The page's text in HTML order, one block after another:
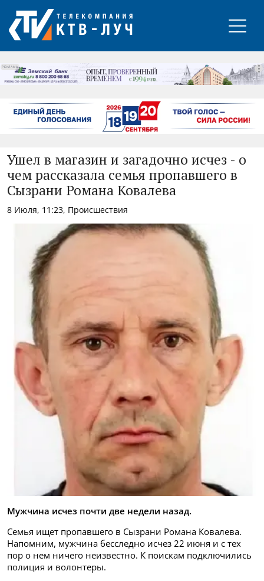
РЕКЛАМА
Ушел в магазин и загадочно исчез - о
чем рассказала семья пропавшего в
Сызрани Романа Ковалева
8 Июля, 11:23, Происшествия
Мужчина исчез почти две недели назад.
Семья ищет пропавшего в Сызрани Романа Ковалева.
Напомним, мужчина бесследно исчез 22 июня и с тех
пор о нем ничего неизвестно. К поискам подключились
полиция и волонтеры.